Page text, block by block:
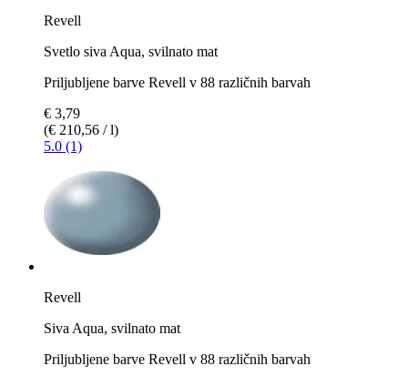
Revell
Svetlo siva Aqua, svilnato mat
Priljubljene barve Revell v 88 različnih barvah
€ 3,79
(€ 210,56 / l)
5.0 (1)
Revell
Siva Aqua, svilnato mat
Priljubljene barve Revell v 88 različnih barvah